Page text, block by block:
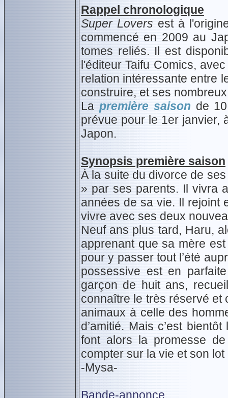
Rappel chronologique
Super Lovers est à
commencé en 2009 au
tomes reliés. Il est
l'éditeur Taifu Comics,
relation intéressante entre
construire, et ses
La première saison de
prévue pour le 1er janvier,
Japon.
Synopsis première saison
À la suite du divorce de
» par ses parents. Il vivra
années de sa vie. Il rejoint
vivre avec ses deux
Neuf ans plus tard, Haru,
apprenant que sa mère
pour y passer tout l’été
possessive est en
garçon de huit ans,
connaître le très réservé et
animaux à celle des
d’amitié. Mais c’est
font alors la promesse
compter sur la vie et son
-Mysa-
Bande-annonce